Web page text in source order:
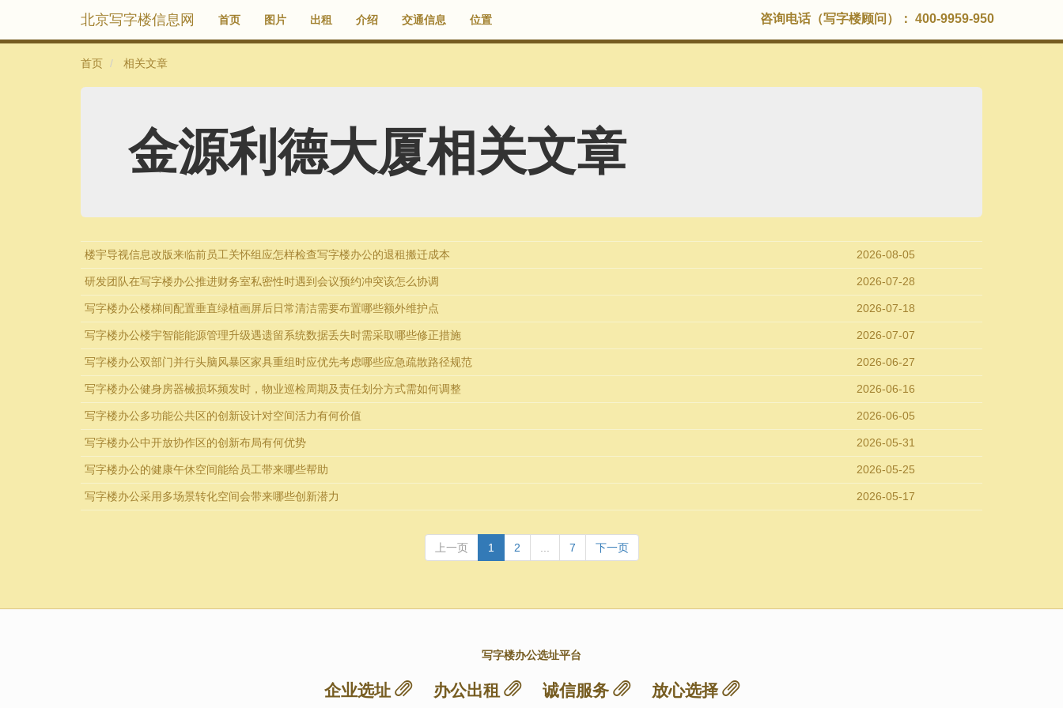
北京写字楼信息网 首页 图片 出租 介绍 交通信息 位置 咨询电话（写字楼顾问）： 400-9959-950
首页 相关文章
金源利德大厦相关文章
楼宇导视信息改版来临前员工关怀组应怎样检查写字楼办公的退租搬迁成本 2026-08-05
研发团队在写字楼办公推进财务室私密性时遇到会议预约冲突该怎么协调 2026-07-28
写字楼办公楼梯间配置垂直绿植画屏后日常清洁需要布置哪些额外维护点 2026-07-18
写字楼办公楼宇智能能源管理升级遇遗留系统数据丢失时需采取哪些修正措施 2026-07-07
写字楼办公双部门并行头脑风暴区家具重组时应优先考虑哪些应急疏散路径规范 2026-06-27
写字楼办公健身房器械损坏频发时，物业巡检周期及责任划分方式需如何调整 2026-06-16
写字楼办公多功能公共区的创新设计对空间活力有何价值 2026-06-05
写字楼办公中开放协作区的创新布局有何优势 2026-05-31
写字楼办公的健康午休空间能给员工带来哪些帮助 2026-05-25
写字楼办公采用多场景转化空间会带来哪些创新潜力 2026-05-17
上一页 1 2 7 下一页
写字楼办公选址平台
企业选址 办公出租 诚信服务 放心选择